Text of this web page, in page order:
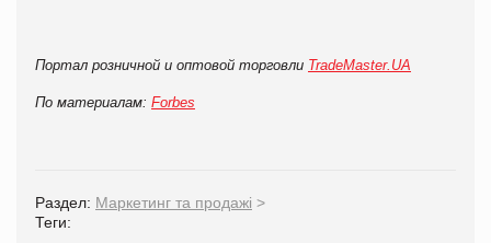
Портал розничной и оптовой торговли TradeMaster.UA
По материалам: Forbes
Раздел: Маркетинг та продажі >
Теги: